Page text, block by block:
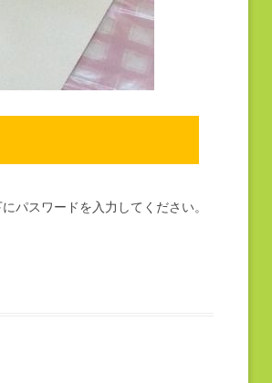
パスワードを入力してください。